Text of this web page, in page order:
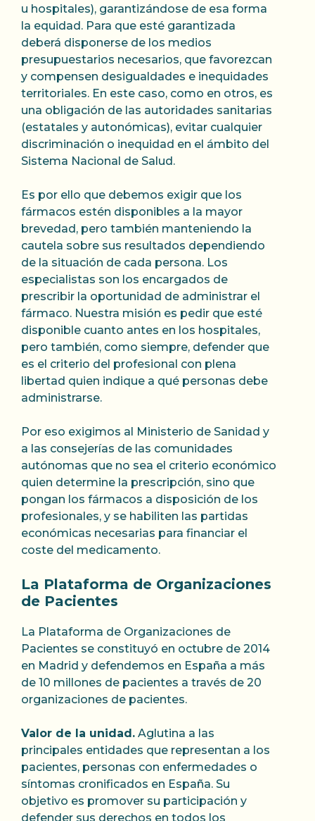
u hospitales), garantizándose de esa forma
la equidad. Para que esté garantizada
deberá disponerse de los medios
presupuestarios necesarios, que favorezcan
y compensen desigualdades e inequidades
territoriales. En este caso, como en otros, es
una obligación de las autoridades sanitarias
(estatales y autonómicas), evitar cualquier
discriminación o inequidad en el ámbito del
Sistema Nacional de Salud.
Es por ello que debemos exigir que los
fármacos estén disponibles a la mayor
brevedad, pero también manteniendo la
cautela sobre sus resultados dependiendo
de la situación de cada persona. Los
especialistas son los encargados de
prescribir la oportunidad de administrar el
fármaco. Nuestra misión es pedir que esté
disponible cuanto antes en los hospitales,
pero también, como siempre, defender que
es el criterio del profesional con plena
libertad quien indique a qué personas debe
administrarse.
Por eso exigimos al Ministerio de Sanidad y
a las consejerías de las comunidades
autónomas que no sea el criterio económico
quien determine la prescripción, sino que
pongan los fármacos a disposición de los
profesionales, y se habiliten las partidas
económicas necesarias para financiar el
coste del medicamento.
La Plataforma de Organizaciones
de Pacientes
La Plataforma de Organizaciones de
Pacientes se constituyó en octubre de 2014
en Madrid y defendemos en España a más
de 10 millones de pacientes a través de 20
organizaciones de pacientes.
Valor de la unidad. Aglutina a las
principales entidades que representan a los
pacientes, personas con enfermedades o
síntomas cronificados en España. Su
objetivo es promover su participación y
defender sus derechos en todos los